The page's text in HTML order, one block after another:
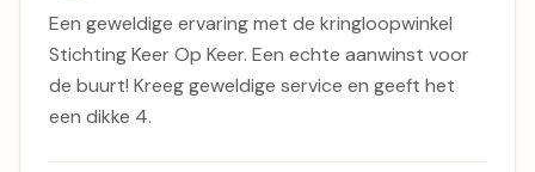
Een geweldige ervaring met de kringloopwinkel
Stichting Keer Op Keer. Een echte aanwinst voor
de buurt! Kreeg geweldige service en geeft het
een dikke 4.